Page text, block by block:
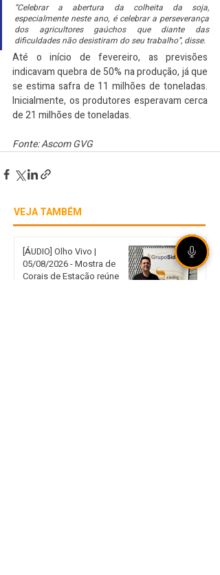
“Celebrar a abertura da colheita da soja,
especialmente neste ano, é celebrar a perseverança
dos agricultores gaúchos que diante das
dificuldades não desistiram do seu trabalho”, disse.
Até o início de fevereiro, as previsões
indicavam quebra de 50% na produção, já que
se estima safra de 11 milhões de toneladas.
Inicialmente, os produtores esperavam cerca
de 21 milhões de toneladas.
Fonte: Ascom GVG
VEJA TAMBÉM
[ÁUDIO] Olho Vivo |
05/08/2026 - Mostra de
Corais de Estação reúne